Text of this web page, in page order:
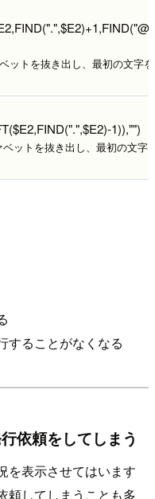
ットを抜き出し、最初の文字
1)),"")
ットを抜き出し、最初の文字
ることがなくなる
依頼をしてしまう
を表示させてはいます
頼してしまうことも多